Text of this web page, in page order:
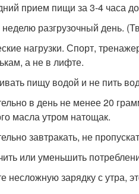
прием пищи за 3-4 часа
неделю разгрузочный день.
нагрузки. Спорт,
а не в лифте.
пищу водой и не пить
в день не менее 20
масла утром натощак.
завтракать, не
или уменьшить
несложную зарядку с утра,